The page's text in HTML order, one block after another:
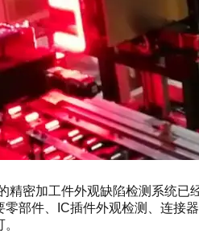
精密加工件外观缺陷检测系统
部件、IC插件外观检测、连接